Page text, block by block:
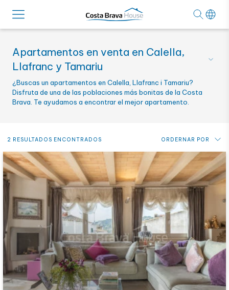
Apartamentos en venta en Calella,
Llafranc y Tamariu
¿Buscas un apartamentos en Calella, Llafranc i Tamariu?
Disfruta de una de las poblaciones más bonitas de la Costa
Brava. Te ayudamos a encontrar el mejor apartamento.
2 RESULTADOS ENCONTRADOS ORDERNAR POR
Precio: de más bajo a más alto
Precio: de más alto a más bajo
Novedades
Alfabético por referencia